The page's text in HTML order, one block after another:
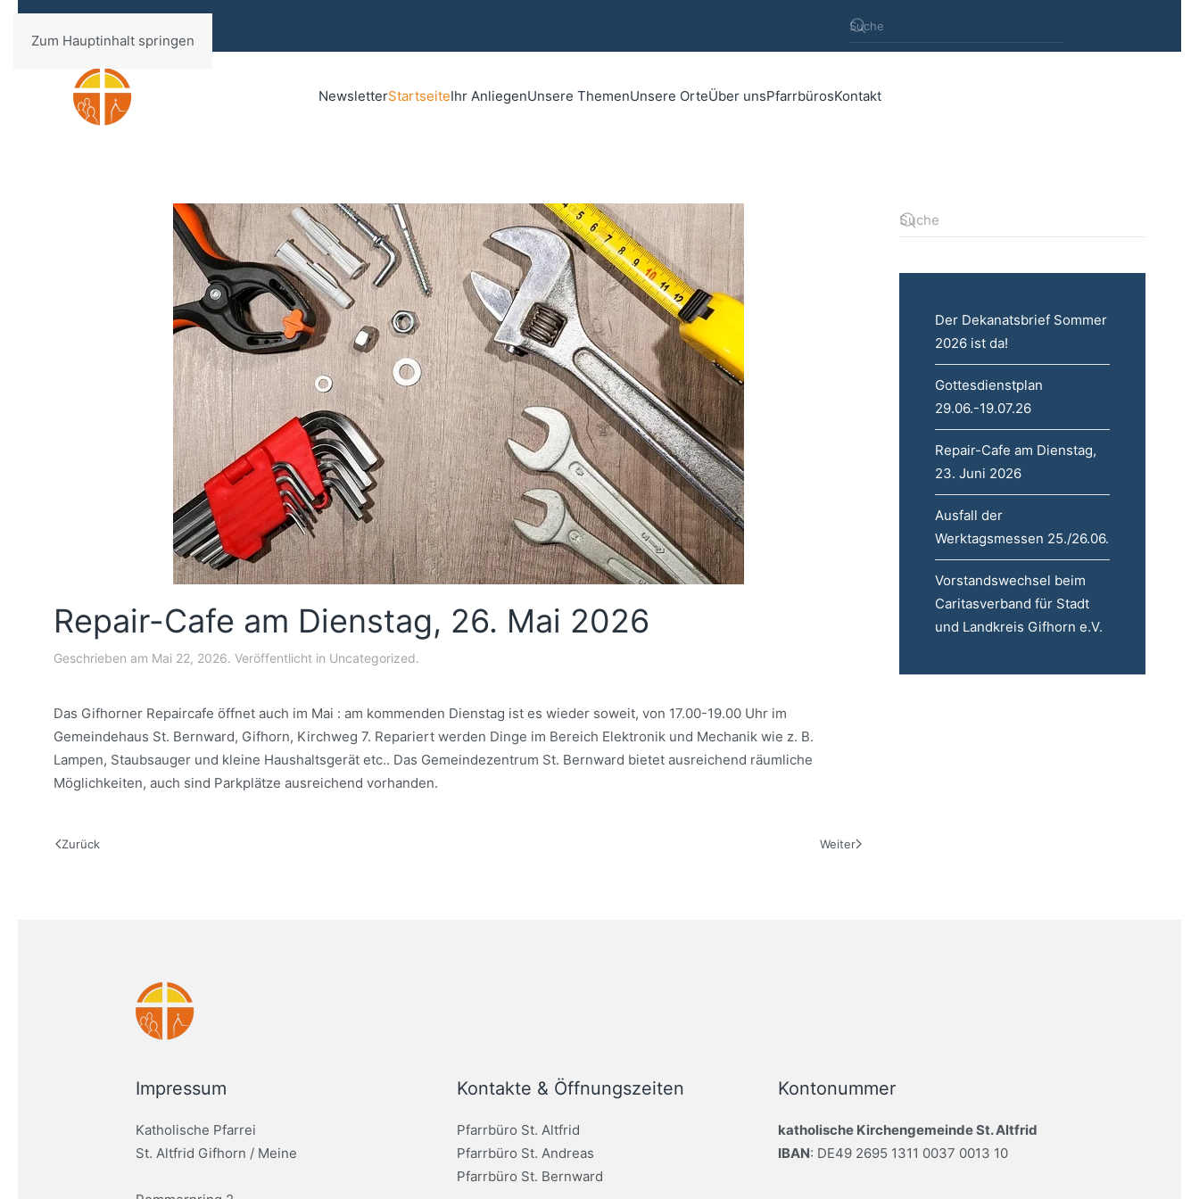
Zum Hauptinhalt springen
NewsletterStartseiteIhr AnliegenUnsere ThemenUnsere OrteÜber unsPfarrbürosKontakt
Repair-Cafe am Dienstag, 26. Mai 2026
Geschrieben am Mai 22, 2026. Veröffentlicht in Uncategorized.
Das Gifhorner Repaircafe öffnet auch im Mai : am kommenden Dienstag ist es wieder soweit, von 17.00-19.00 Uhr im
Gemeindehaus St. Bernward, Gifhorn, Kirchweg 7. Repariert werden Dinge im Bereich Elektronik und Mechanik wie z. B.
Lampen, Staubsauger und kleine Haushaltsgerät etc.. Das Gemeindezentrum St. Bernward bietet ausreichend räumliche
Möglichkeiten, auch sind Parkplätze ausreichend vorhanden.
Zurück Weiter
Der Dekanatsbrief Sommer
2026 ist da!
Gottesdienstplan
29.06.-19.07.26
Repair-Cafe am Dienstag,
23. Juni 2026
Ausfall der
Werktagsmessen 25./26.06.
Vorstandswechsel beim
Caritasverband für Stadt
und Landkreis Gifhorn e.V.
Impressum
Katholische Pfarrei
St. Altfrid Gifhorn / Meine
Kontakte & Öffnungszeiten
Pfarrbüro St. Altfrid
Pfarrbüro St. Andreas
Pfarrbüro St. Bernward
Kontonummer
katholische Kirchengemeinde St. Altfrid
IBAN: DE49 2695 1311 0037 0013 10